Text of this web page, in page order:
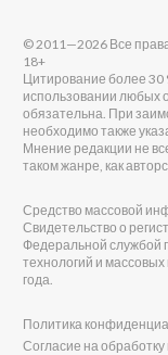
© 2011—2026 Все
18+
Цитирование более 30
использовании любых
обязательна. При
необходимо также
Мнение редакции не
таком жанре, как
Средство массовой
Свидетельство о
Федеральной службой
технологий и
года.
Политика
Согласие на